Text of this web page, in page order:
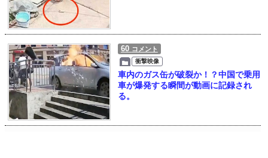
60 コメント
衝撃映像
車内のガス缶が破裂か！？中国で乗用
車が爆発する瞬間が動画に記録され
る。